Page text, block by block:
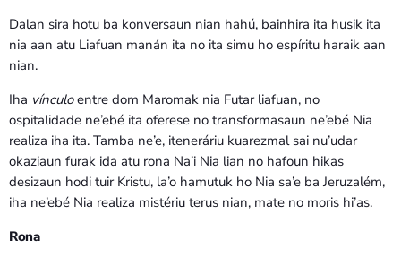
Dalan sira hotu ba konversaun nian hahú, bainhira ita husik ita
nia aan atu Liafuan manán ita no ita simu ho espíritu haraik aan
nian.
Iha vínculoentre dom Maromak nia Futar liafuan, no
ospitalidade ne’ebé ita oferese no transformasaun ne’ebé Nia
realiza iha ita. Tamba ne’e, iteneráriu kuarezmal sai nu’udar
okaziaun furak ida atu rona Na’i Nia lian no hafoun hikas
desizaun hodi tuir Kristu, la’o hamutuk ho Nia sa’e ba Jeruzalém,
iha ne’ebé Nia realiza mistériu terus nian, mate no moris hi’as.
Rona